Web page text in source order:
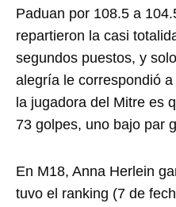
Paduan por 108.5 a
repartieron la casi
segundos puestos, y
alegría le correspondió
la jugadora del Mitre es
73 golpes, uno bajo par
En M18, Anna Herlein
tuvo el ranking (7 de